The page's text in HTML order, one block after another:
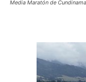
Media Maratón de